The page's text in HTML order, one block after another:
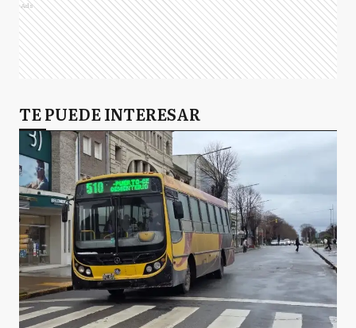
Ads
TE PUEDE INTERESAR